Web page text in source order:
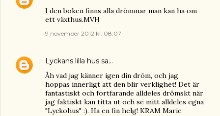
I den boken finns alla drömmar man kan ha om
ett växthus.MVH
9 november 2012 kl. 08:07
Lyckans lilla hus sa…
Åh vad jag känner igen din dröm, och jag
hoppas innerligt att den blir verklighet! Det är
fantastiskt och fortfarande alldeles drömskt när
jag faktiskt kan titta ut och se mitt alldeles egna
"Lyckohus" :). Ha en fin helg! KRAM Marie